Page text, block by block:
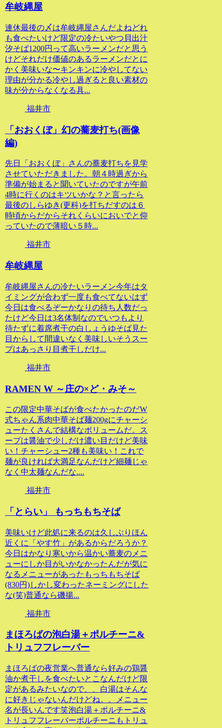
牟岐縄屋
連休最後の〆は牟岐縄屋さんだよねどれ
も食べたいけど限定の冷たいやつ貝出汁
汐そば1200円って高いラーメンだと思う
けどそれだけ価値のあるラーメンだとに
かく美味いな〜キンキンに冷やしてない
理由が分かる冷やし過ぎると良い素材の
味が分からなくなる具...
福井市
「おおくぼ」幻の蕎麦打ち(画像
編)
先日「おおくぼ」さんの蕎麦打ちを見学
させていただきました。朝４時過ぎから
準備が始まると聞いていたのですが午前
4時に行くのはキツいかな？と言ったら
最後のしらゆき(更科)を打ちだすのは６
時頃からだからそれくらいにおいでと仰
っていたので薄暗い５時...
福井市
牟岐縄屋
牟岐縄屋さんの冷たいラーメン今年はタ
イミングが合わず一度も食べてないはず
今日は食べるぞーかなりの待ち人数だっ
たけど今日は3名体制なのでいつもより
待たずに着席煮干の白しょうゆそば見た
目からして間違いなく美味しいそうスー
プはあっさり目煮干しだけ...
福井市
RAMEN W ～庄の×ど・みそ～
この限定中華そばが食べたかったのだW
式ちゃん系肉中華そば麺200gにチャーシ
ューたくさんで結構なボリュームだ。ス
ープは醤油で少しだけ濃い目だけど美味
い！チャーシュー2種も美味い！これで
麺が良ければ大満足なんだけど細麺じゃ
なく中太麺なんだな....
福井市
「とらい」 もっちもちそば
美味いけど此処に来るのは久しぶりほん
近くに「やす竹」があるからだろうか？
今日はかなり寒いから温かい蕎麦のメニ
ューにしか目がいかなかったんだが気に
なるメニューがあったもっちもちそば
(830円)しかし変わったネーミングにした
な(笑)普通なら磯揚...
福井市
まほろばの泡白湯＋ポルチーニ&
トリュフフレーバー
まほろばの夜営業へ普通なら好みの鶏醤
油か煮干しを食べたいとこなんだけど限
定があるみたいなので、、白湯はそんな
に好きじゃないんだけどね。。メニュー
名が長いんです笑泡白湯＋ポルチーニ&
トリュフフレーバーポルチーニもトリュ